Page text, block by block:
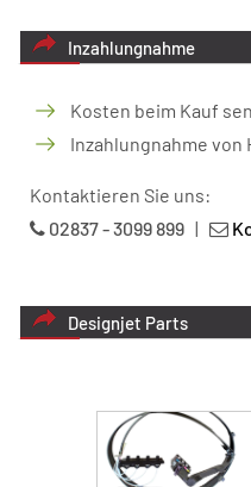
Inzahlungnahme
Kosten beim Kauf
Inzahlungnahme von
Kontaktieren Sie uns:
02837 - 3099 899 |
Designjet Parts